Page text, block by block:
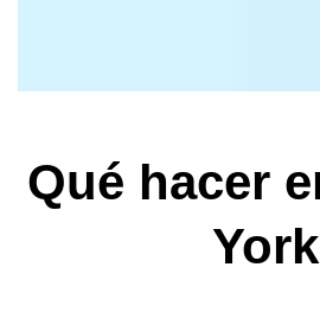
Qué hacer
York